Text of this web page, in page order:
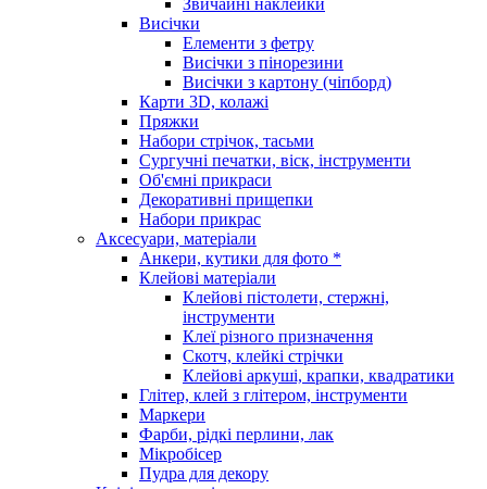
Висічки
Елементи з фетру
Висічки з пінорезини
Висічки з картону (чіпборд)
Карти 3D, колажі
Пряжки
Набори стрічок, тасьми
Сургучні печатки, віск, інструменти
Об'ємні прикраси
Декоративні прищепки
Набори прикрас
Аксесуари, матеріали
Анкери, кутики для фото *
Клейові матеріали
Клейові пістолети, стержні,
інструменти
Клеї різного призначення
Скотч, клейкі стрічки
Клейові аркуші, крапки, квадратики
Глітер, клей з глітером, інструменти
Маркери
Фарби, рідкі перлини, лак
Мікробісер
Пудра для декору